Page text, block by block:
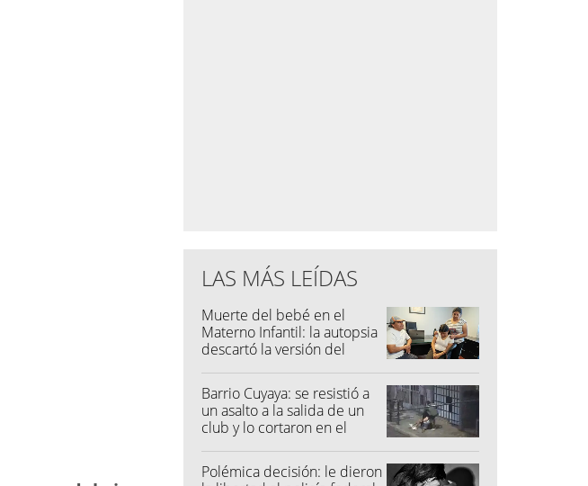
LAS MÁS LEÍDAS
Muerte del bebé en el
Materno Infantil: la autopsia
descartó la versión del
Barrio Cuyaya: se resistió a
un asalto a la salida de un
club y lo cortaron en el
Polémica decisión: le dieron